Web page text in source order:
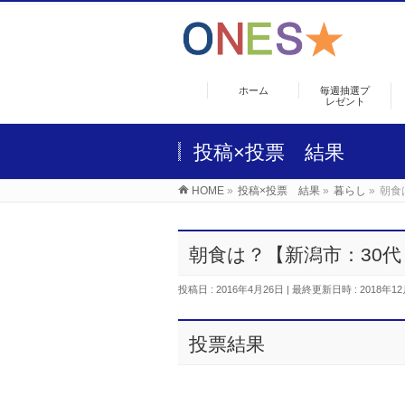
ホーム
毎週抽選プ
レゼント
投稿×投票 結果
HOME » 投稿×投票 結果 » 暮らし » 朝食
朝食は？【新潟市：30
投稿日 : 2016年4月26日 最終更新日時 : 2018年12
投票結果